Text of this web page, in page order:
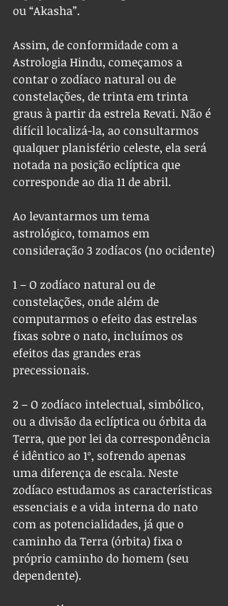
ou “Akasha”.
Assim, de conformidade com a
Astrologia Hindu, começamos a
contar o zodíaco natural ou de
constelações, de trinta em trinta
graus à partir da estrela Revati. Não é
difícil localizá-la, ao consultarmos
qualquer planisfério celeste, ela será
notada na posição eclíptica que
corresponde ao dia 11 de abril.
Ao levantarmos um tema
astrológico, tomamos em
consideração 3 zodíacos (no ocidente)
1 – O zodíaco natural ou de
constelações, onde além de
computarmos o efeito das estrelas
fixas sobre o nato, incluímos os
efeitos das grandes eras
precessionais.
2 – O zodíaco intelectual, simbólico,
ou a divisão da eclíptica ou órbita da
Terra, que por lei da correspondência
é idêntico ao 1º, sofrendo apenas
uma diferença de escala. Neste
zodíaco estudamos as características
essenciais e a vida interna do nato
com as potencialidades, já que o
caminho da Terra (órbita) fixa o
próprio caminho do homem (seu
dependente).